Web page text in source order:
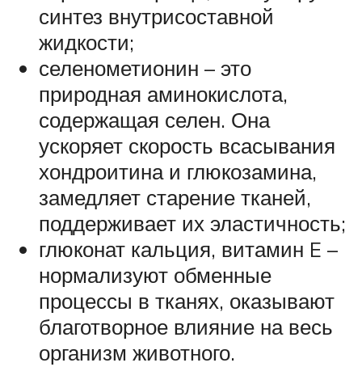
синтез внутрисоставной
жидкости;
селенометионин – это
природная аминокислота,
содержащая селен. Она
ускоряет скорость всасывания
хондроитина и глюкозамина,
замедляет старение тканей,
поддерживает их эластичность;
глюконат кальция, витамин E –
нормализуют обменные
процессы в тканях, оказывают
благотворное влияние на весь
организм животного.